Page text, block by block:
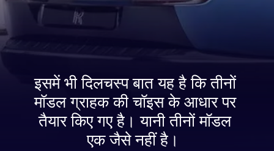
इसमें भी दिलचस्प बात यह है कि तीनों
मॉडल ग्राहक की चॉइस के आधार पर
तैयार किए गए है। यानी तीनों मॉडल
एक जैसे नहीं है।